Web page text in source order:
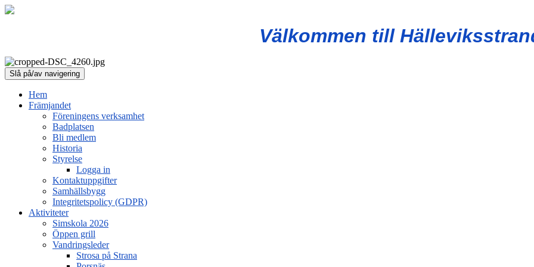
Välkommen till
Slå på/av navigering
Hem
Främjandet
Föreningens verksamhet
Badplatsen
Bli medlem
Historia
Styrelse
Logga in
Kontaktuppgifter
Samhällsbygg
Integritetspolicy (GDPR)
Aktiviteter
Simskola 2026
Öppen grill
Vandringsleder
Strosa på Strana